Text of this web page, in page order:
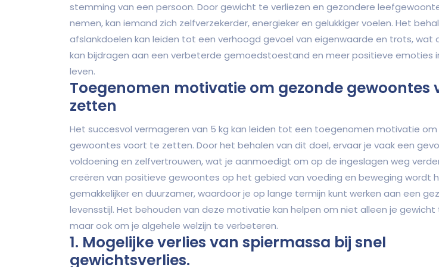
stemming van een persoon. Door gewicht te verliezen en gezondere
nemen, kan iemand zich zelfverzekerder, energieker en gelukkiger voelen. Het
afslankdoelen kan leiden tot een verhoogd gevoel van eigenwaarde en trots, wat
kan bijdragen aan een verbeterde gemoedstoestand en meer positieve emoties
leven.
Toegenomen motivatie om gezonde gewoontes
zetten
Het succesvol vermageren van 5 kg kan leiden tot een toegenomen motivatie
gewoontes voort te zetten. Door het behalen van dit doel, ervaar je vaak een
voldoening en zelfvertrouwen, wat je aanmoedigt om op de ingeslagen weg
creëren van positieve gewoontes op het gebied van voeding en beweging wordt
gemakkelijker en duurzamer, waardoor je op lange termijn kunt werken aan een
levensstijl. Het behouden van deze motivatie kan helpen om niet alleen je
maar ook om je algehele welzijn te verbeteren.
1. Mogelijke verlies van spiermassa bij snel
gewichtsverlies.